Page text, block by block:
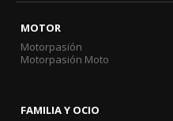
MOTOR
Motorpasión
Motorpasión Moto
FAMILIA Y OCIO